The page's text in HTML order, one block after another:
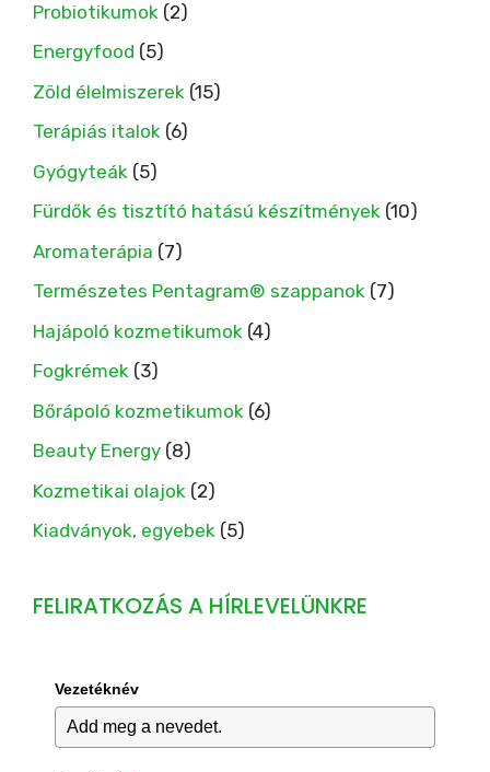
Probiotikumok (2)
Energyfood (5)
Zöld élelmiszerek (15)
Terápiás italok (6)
Gyógyteák (5)
Fürdők és tisztító hatású készítmények (10)
Aromaterápia (7)
Természetes Pentagram® szappanok (7)
Hajápoló kozmetikumok (4)
Fogkrémek (3)
Bőrápoló kozmetikumok (6)
Beauty Energy (8)
Kozmetikai olajok (2)
Kiadványok, egyebek (5)
FELIRATKOZÁS A HÍRLEVELÜNKRE
Vezetéknév